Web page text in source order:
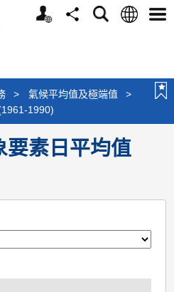
個
分
搜
語
選
> 氣候平均值及極端值
>
1990)
要素日平均值